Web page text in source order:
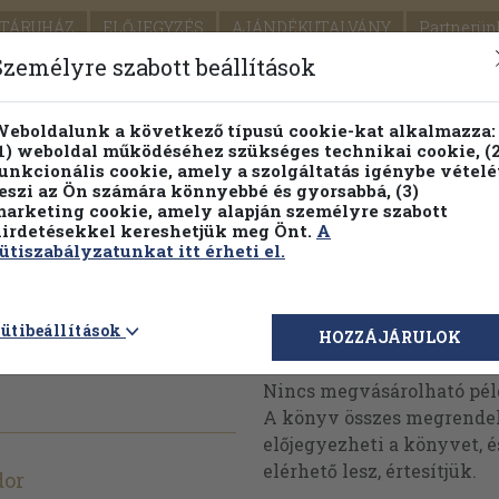
ELŐJEGYZÉS AJÁNDÉKUTALVÁNY
SEGÍTSÉG
PILLANATNYI ÁRAINK FENNTARTHATÓ
Részletes kereső Témaköri fa
Megvásárolható
Nincs megvásárolható
A könyv összes
előjegyezheti a könyvet,
elérhető lesz, értesítjük.
szabott beállítások
a következő típusú cookie-kat alkalmazza:
weboldal működéséhez szükséges technikai cookie,
cookie, amely a szolgáltatás igénybe
az Ön számára könnyebbé és gyorsabbá, (3)
cookie, amely alapján személyre szabott
kereshetjük meg Önt. A
itt érheti el.
HOZZÁJÁRULOK